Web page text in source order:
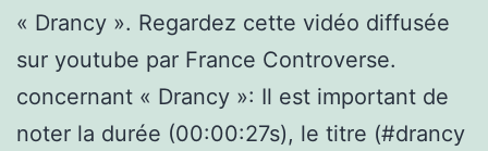
« Drancy ». Regardez cette vidéo diffusée
sur youtube par France Controverse.
concernant « Drancy »: Il est important de
noter la durée (00:00:27s), le titre (#drancy